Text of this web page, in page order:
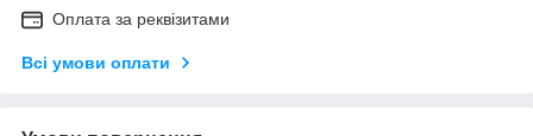
Оплата за реквізитами
Всі умови оплати